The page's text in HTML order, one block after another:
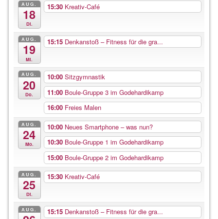
AUG.
18
Di.
15:30 Kreativ-Café
AUG.
19
Mi.
15:15 Denkanstoß – Fitness für die gra...
AUG.
20
Do.
10:00 Sitzgymnastik
11:00 Boule-Gruppe 3 im Godehardikamp
16:00 Freies Malen
AUG.
24
Mo.
10:00 Neues Smartphone – was nun?
10:30 Boule-Gruppe 1 im Godehardikamp
15:00 Boule-Gruppe 2 im Godehardikamp
AUG.
25
Di.
15:30 Kreativ-Café
AUG. 15:15 Denkanstoß – Fitness für die gra...